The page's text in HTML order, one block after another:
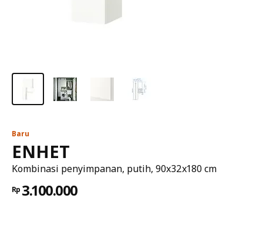
Baru
ENHET
Kombinasi penyimpanan, putih, 90x32x180 cm
Rp 3.100.000